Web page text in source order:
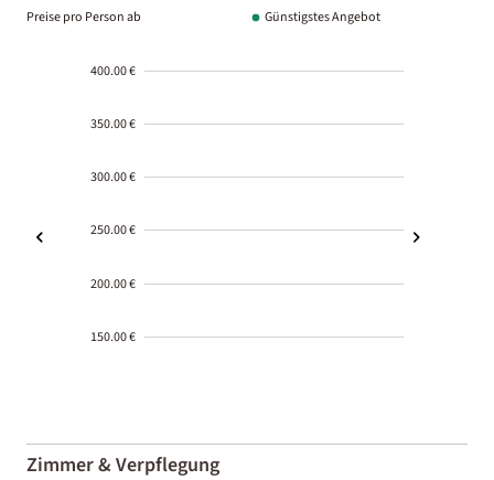
Preise pro Person ab Günstigstes Angebot
400.00 €
350.00 €
300.00 €
250.00 €
200.00 €
150.00 €
01-02
Zimmer & Verpflegung